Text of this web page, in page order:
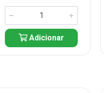
Adicionar